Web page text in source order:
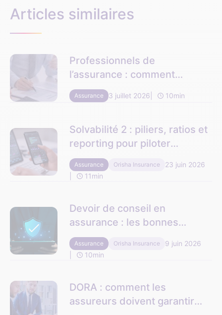
Articles similaires
Professionnels de
l’assurance : comment
optimiser votre relation
client ?
Assurance 3 juillet 2026 10min
Solvabilité 2 : piliers, ratios et
reporting pour piloter
l’assurance
Assurance Orisha Insurance
23 juin 2026
11min
Devoir de conseil en
assurance : les bonnes
pratiques pour sécuriser vos
contrats
Assurance Orisha Insurance
9 juin 2026
10min
DORA : comment les
assureurs doivent garantir